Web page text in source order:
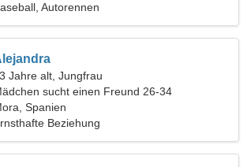
Autorennen
Jahre alt, Jungfrau
sucht einen Freund 26-34
Spanien
Beziehung